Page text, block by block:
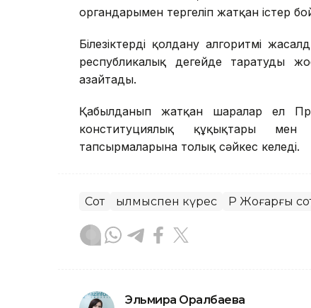
органдарымен тергеліп жатқан істер
Білезіктерді қолдану алгоритмі
республикалық деңгейде таратуды
азайтады.
Қабылданып жатқан шаралар ел
конституциялық құқықтары
тапсырмаларына толық сәйкес келеді.
Сот Қылмыспен күрес ҚР Жоғарғы
Эльмира Оралбаева